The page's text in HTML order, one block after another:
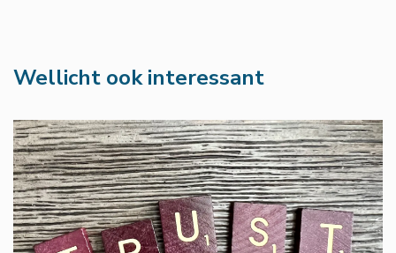
Wellicht ook interessant